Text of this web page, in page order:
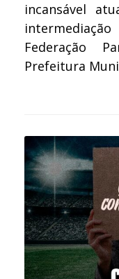
incansável
Federação
Prefeitura